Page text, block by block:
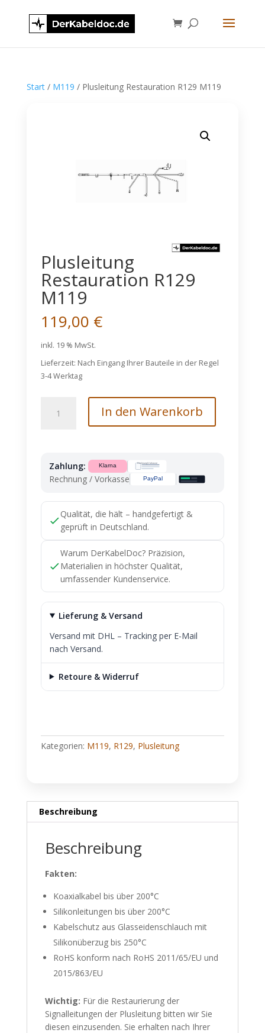
Start/ M119 / Plusleitung Restauration R129 M119
Plusleitung
Restauration R129
M119
119,00 €
inkl. 19 % MwSt.
Lieferzeit: Nach Eingang Ihrer Bauteile in der Regel
3-4 Werktag
Restauration
In den Warenkorb
Zahlung:
Rechnung / Vorkasse
Qualität, die hält – handgefertigt &
geprüft in Deutschland.
Warum DerKabelDoc? Präzision,
Materialien in höchster Qualität,
umfassender Kundenservice.
Lieferung & Versand
Versand mit DHL – Tracking per E-Mail
nach Versand.
Retoure & Widerruf
Kategorien: M119, R129, Plusleitung
Beschreibung
Beschreibung
Fakten:
Koaxialkabel bis über 200°C
Silikonleitungen bis über 200°C
Kabelschutz aus Glasseidenschlauch mit
Silikonüberzug bis 250°C
RoHS konform nach RoHS 2011/65/EU und
2015/863/EU
Wichtig: Für die Restaurierung der
Signalleitungen der Plusleitung bitten wir Sie
diesen einzusenden. Sie erhalten nach Ihrer